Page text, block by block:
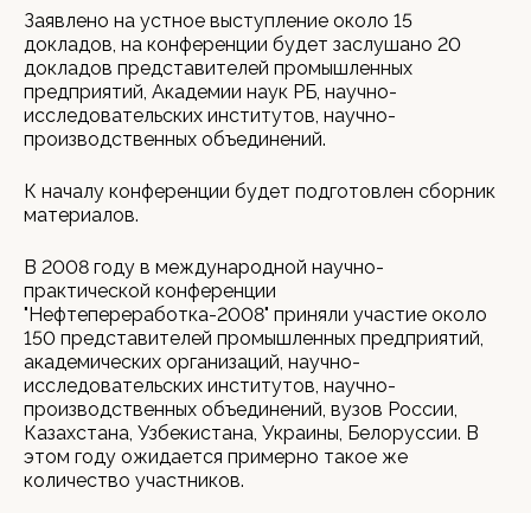
Заявлено на устное выступление около 15
докладов, на конференции будет заслушано 20
докладов представителей промышленных
предприятий, Академии наук РБ, научно-
исследовательских институтов, научно-
производственных объединений.
К началу конференции будет подготовлен сборник
материалов.
В 2008 году в международной научно-
практической конференции
"Нефтепереработка-2008" приняли участие около
150 представителей промышленных предприятий,
академических организаций, научно-
исследовательских институтов, научно-
производственных объединений, вузов России,
Казахстана, Узбекистана, Украины, Белоруссии. В
этом году ожидается примерно такое же
количество участников.